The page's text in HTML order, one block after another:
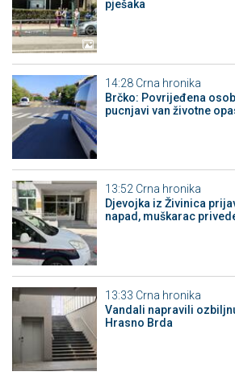
pješaka
14:28 Crna hronika
Brčko: Povrijeđena
pucnjavi van životne
13:52 Crna hronika
Djevojka iz Živinica
napad, muškarac
13:33 Crna hronika
Vandali napravili
Hrasno Brda